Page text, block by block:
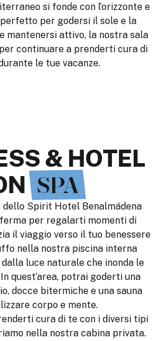
si fonde con l’orizzonte e
per godersi il sole e la
mantenersi attivo, la nostra sala
continuare a prenderti cura di
le tue vacanze.
& HOTEL
SPA
dello Spirit Hotel Benalmádena
per regalarti momenti di
il viaggio verso il tuo benessere
nella nostra piscina interna
luce naturale che inonda le
quest’area, potrai goderti una
docce bitermiche e una sauna
corpo e mente.
cura di te con i diversi tipi
nella nostra cabina privata.